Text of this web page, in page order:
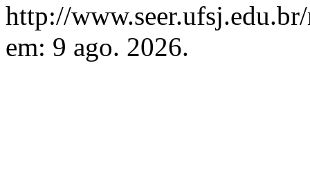
http://
em: 9 ago. 2026.